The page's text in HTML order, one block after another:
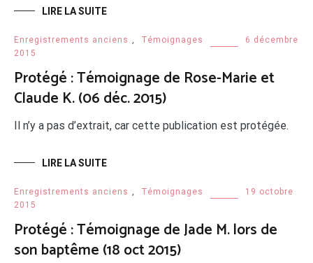
LIRE LA SUITE
Enregistrements anciens , Témoignages
6 décembre
2015
Protégé : Témoignage de Rose-Marie et
Claude K. (06 déc. 2015)
Il n’y a pas d’extrait, car cette publication est protégée.
LIRE LA SUITE
Enregistrements anciens , Témoignages
19 octobre
2015
Protégé : Témoignage de Jade M. lors de
son baptême (18 oct 2015)